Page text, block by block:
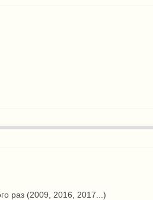
раз (2009, 2016, 2017...)